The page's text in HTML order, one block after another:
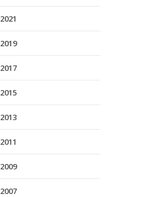
2021
2019
2017
2015
2013
2011
2009
2007